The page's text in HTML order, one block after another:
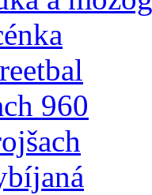
960